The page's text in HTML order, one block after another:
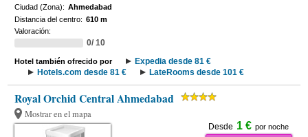
Ciudad (Zona): Ahmedabad
Distancia del centro: 610 m
Valoración:
0/ 10
Hotel también ofrecido por
Expedia desde 81 €
Hotels.com desde 81 €
LateRooms desde 101 €
Royal Orchid Central Ahmedabad
Mostrar en el mapa
Desde 1 € por noche